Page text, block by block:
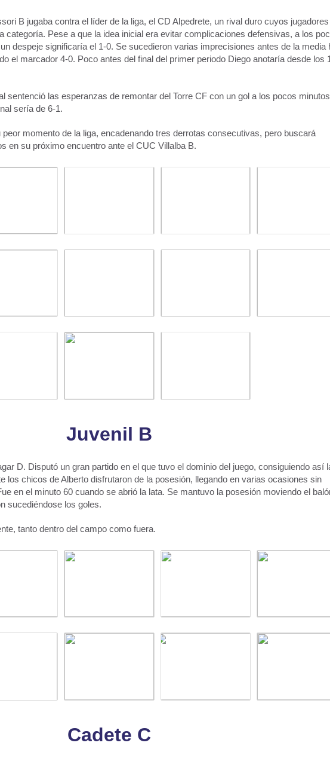
B jugaba contra el líder de la liga, el CD Alpedrete, un rival duro cuyos jugadores
categoría. Pese a que la idea inicial era evitar complicaciones defensivas, a los
despeje significaría el 1-0. Se sucedieron varias imprecisiones antes de la media
el marcador 4-0. Poco antes del final del primer periodo Diego anotaría desde los
sentenció las esperanzas de remontar del Torre CF con un gol a los pocos
sería de 6-1.
momento de la liga, encadenando tres derrotas consecutivas, pero buscará
en su próximo encuentro ante el CUC Villalba B.
Juvenil B
D. Disputó un gran partido en el que tuvo el dominio del juego, consiguiendo así
los chicos de Alberto disfrutaron de la posesión, llegando en varias ocasiones sin
en el minuto 60 cuando se abrió la lata. Se mantuvo la posesión moviendo el
sucediéndose los goles.
tanto dentro del campo como fuera.
Cadete C